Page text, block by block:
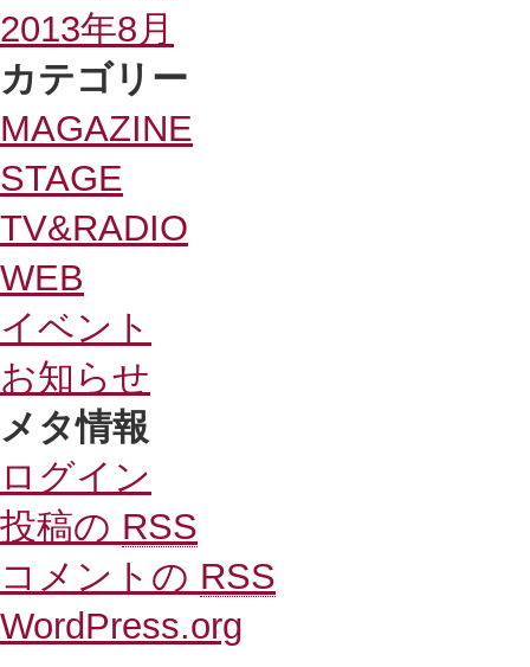
2013年8月
カテゴリー
MAGAZINE
STAGE
TV&RADIO
WEB
イベント
お知らせ
メタ情報
ログイン
投稿の RSS
コメントの RSS
WordPress.org